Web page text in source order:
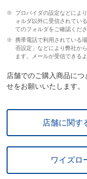
プロバイダの設定などによ
ォルダ以外に受信されてい
てのフォルダをご確認くださ
携帯電話で利用されている
否設定」などにより弊社か
ます。メールが受信できる
店舗でのご購入商品に
せをお願いいたします。
店舗に関す
ワイズロ